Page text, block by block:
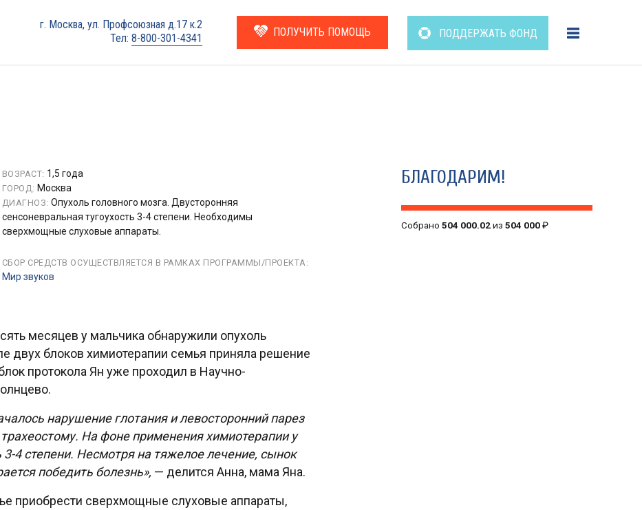
г. Москва, ул. Профсоюзная д.17 к.2
Тел: 8-800-301-4341 ПОЛУЧИТЬ ПОМОЩЬ ПОДДЕРЖАТЬ ФОНД
ВОЗРАСТ: 1,5 года
ГОРОД: Москва
ДИАГНОЗ: Опухоль головного мозга. Двусторонняя
сенсоневральная тугоухость 3-4 степени. Необходимы
сверхмощные слуховые аппараты.
СБОР СРЕДСТВ ОСУЩЕСТВЛЯЕТСЯ В РАМКАХ ПРОГРАММЫ/ПРОЕКТА:
Мир звуков
месяцев у мальчика обнаружили опухоль
двух блоков химиотерапии семья приняла решение
протокола Ян уже проходил в Научно-
нарушение глотания и левосторонний парез
На фоне применения химиотерапии у
3-4 степени. Несмотря на тяжелое лечение, сынок
победить болезнь», — делится Анна, мама Яна.
приобрести сверхмощные слуховые аппараты,
БЛАГОДАРИМ!
Собрано504 000.02из504 000₽